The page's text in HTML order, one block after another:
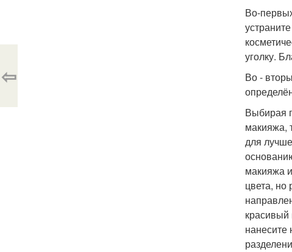
Во-
уголку.
Во -
Выбирая
макияжа,
для
макияжа
цвета, но
красивый
нанесите
⇦